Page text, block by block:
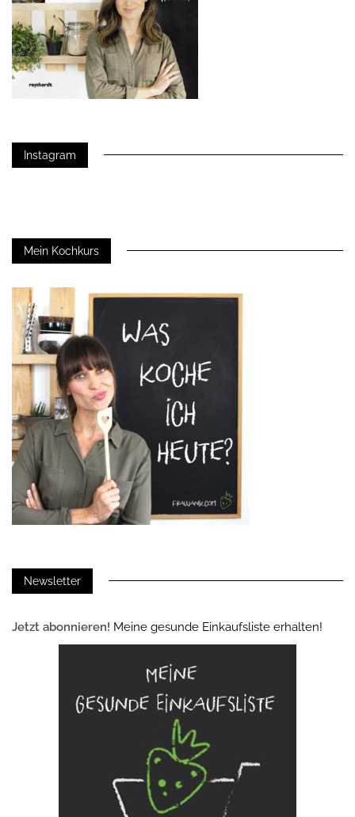
Instagram
Mein Kochkurs
Newsletter
Jetzt abonnieren! Meine gesunde Einkaufsliste erhalten!